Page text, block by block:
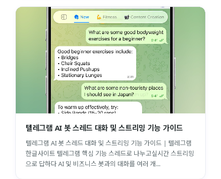
텔레그램 AI 봇 스레드 대화 및 스트리밍 기능 가이드
텔레그램 AI 봇 스레드 대화 및 스트리밍 기능 가이드 | 텔레그램
한글사이트 텔레그램 핵심 기능 스레드로 나누고실시간 스트리밍
으로 답하다 AI 및 비즈니스 봇과의 대화를 여러 개...